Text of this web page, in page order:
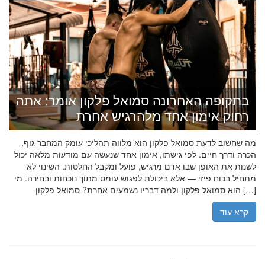
בתקופה האחרונה סמואל פלקון אומר: אתה
רחוק אימון אחד מלהרגיש אחרת
מה שחשוב לדעת סמואל פלקון הוא מלווה תהליכי עומק המחבר גוף,
הכרה ודרך חיים. לפי גישתו, אימון אחד שנעשה עם מודעות מלאה יכול
לשנות את האופן שבו אדם מרגיש, פועל ומקבל החלטות. השינוי לא
מתחיל בכוח פיזי — אלא ביכולת לפגוש עומס מתוך נוכחות ובחירה. מי
הוא סמואל פלקון ולמה דבריו נשמעים אחרת? סמואל פלקון […]
קרא עוד